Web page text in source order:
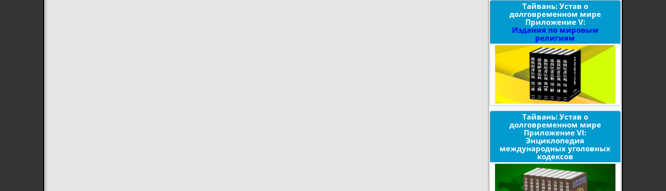
Тайвань: Устав о
долговременном мире
Приложение V:
Издания по мировым
религиям
Тайвань: Устав о
долговременном мире
Приложение VI:
Энциклопедия
международных уголовных
кодексов